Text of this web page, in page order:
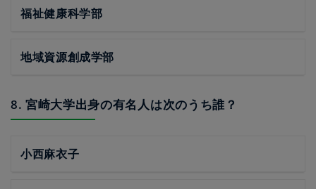
福祉健康科学部
地域資源創成学部
8. 宮崎大学出身の有名人は次のうち誰？
小西麻衣子